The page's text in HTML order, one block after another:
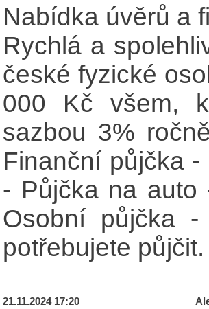
Nabídka úvěrů a
Rychlá a
české fyzické
000 Kč všem,
sazbou 3%
Finanční půjčka
- Půjčka na auto
Osobní půjčka
potřebujete
21.11.2024 17:20